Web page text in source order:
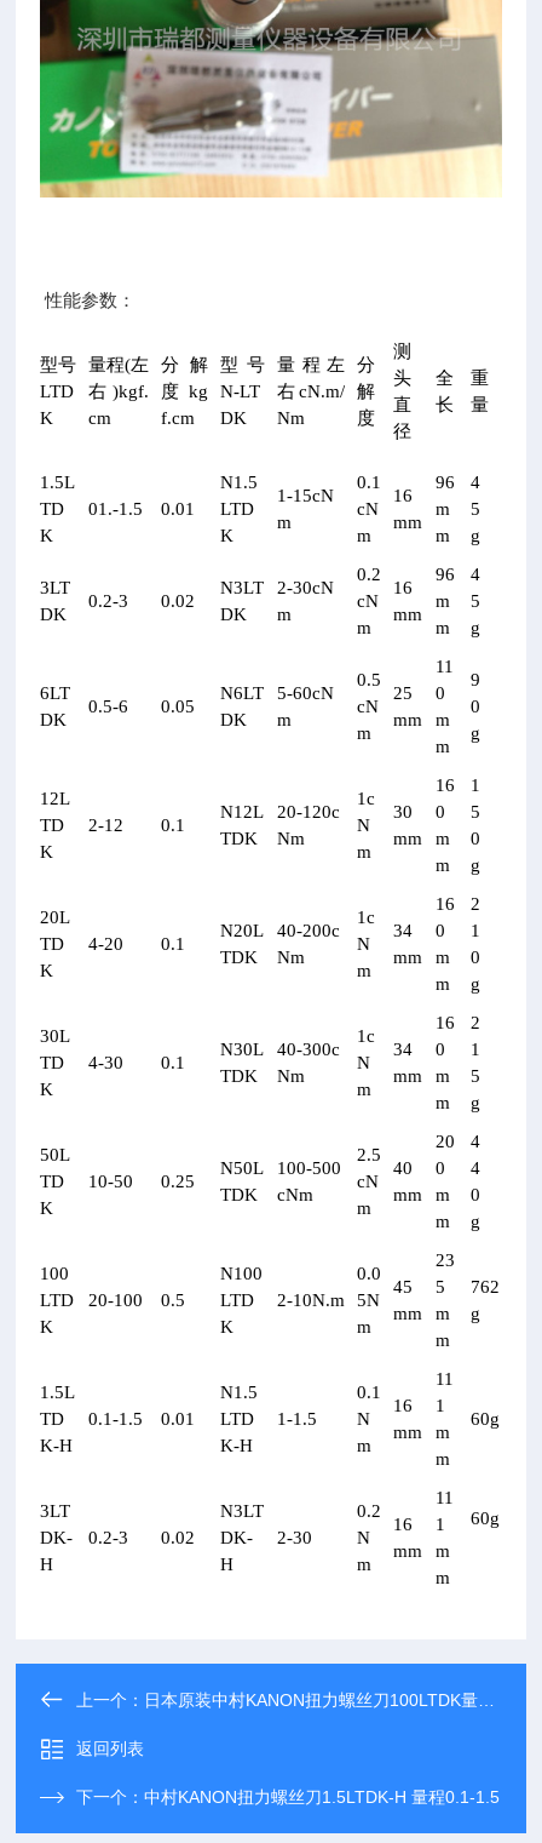
性能参数：
型号
LTD
K
量程(左
右)kgf.
cm
分解
度kg
f.cm
型号
N-LT
DK
量程左
右cN.m/
Nm
分
解
度
测
头
直
径
全
长
重
量
1.5L
TD
K
01.-1.5 0.01
N1.5
LTD
K
1-15cN
m
0.1
cN
m
16
mm
96
m
m
4
5
g
3LT
DK
0.2-3 0.02
N3LT
DK
2-30cN
m
0.2
cN
m
16
mm
96
m
m
4
5
g
6LT
DK
0.5-6 0.05
N6LT
DK
5-60cN
m
0.5
cN
m
25
mm
11
0
m
m
9
0
g
12L
TD
K
2-12 0.1
N12L
TDK
20-120c
Nm
1c
N
m
30
mm
16
0
m
m
1
5
0
g
20L
TD
K
4-20 0.1
N20L
TDK
40-200c
Nm
1c
N
m
34
mm
16
0
m
m
2
1
0
g
30L
TD
K
4-30 0.1
N30L
TDK
40-300c
Nm
1c
N
m
34
mm
16
0
m
m
2
1
5
g
50L
TD
K
10-50 0.25
N50L
TDK
100-500
cNm
2.5
cN
m
40
mm
20
0
m
m
4
4
0
g
100
LTD
K
20-100 0.5
N100
LTD
K
2-10N.m
0.0
5N
m
45
mm
23
5
m
m
762
g
1.5L
TD
K-H
0.1-1.5 0.01
N1.5
LTD
K-H
1-1.5
0.1
N
m
16
mm
11
1
m
m
60g
3LT
DK-
H
0.2-3 0.02
N3LT
DK-
H
2-30
0.2
N
m
16
mm
11
1
m
m
60g
上一个： 日本原装中村KANON扭力螺丝刀100LTDK量程20-100
返回列表
下一个：中村KANON扭力螺丝刀1.5LTDK-H 量程0.1-1.5